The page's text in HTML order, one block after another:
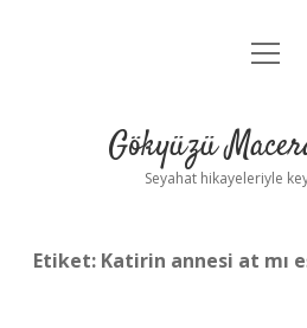
Anasayfa
Yasal
menüyü
Gökyüzü
Seyahat hikayeleriyle
Etiket: Katirin annesi at mı